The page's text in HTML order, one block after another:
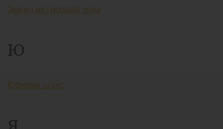
Эркин иқтисодий зона
Ю
Юридик шахс